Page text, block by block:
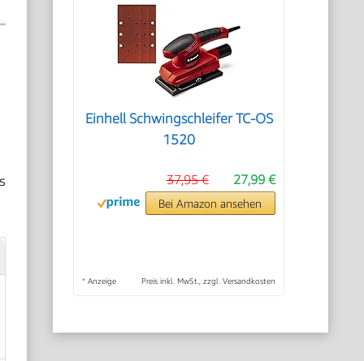
Einhell Schwingschleifer TC-OS
1520
27,99 €
37,95 €
Bei Amazon ansehen
* Anzeige Preis inkl. MwSt., zzgl. Versandkosten